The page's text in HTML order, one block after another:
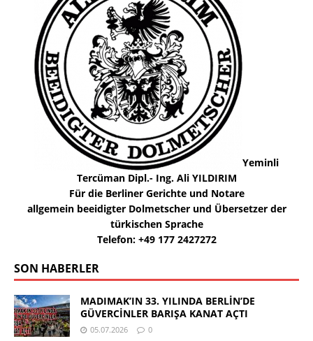
Yeminli
Tercüman Dipl.- Ing. Ali YILDIRIM
Für die Berliner Gerichte und Notare
allgemein beeidigter Dolmetscher und Übersetzer der
türkischen Sprache
Telefon: +49 177 2427272
SON HABERLER
MADIMAK’IN 33. YILINDA BERLİN’DE
GÜVERCİNLER BARIŞA KANAT AÇTI
05.07.2026 0